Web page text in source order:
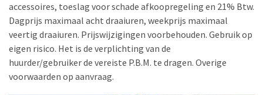
accessoires, toeslag voor schade afkoopregeling en 21% Btw.
Dagprijs maximaal acht draaiuren, weekprijs maximaal
veertig draaiuren. Prijswijzigingen voorbehouden. Gebruik op
eigen risico. Het is de verplichting van de
huurder/gebruiker de vereiste P.B.M. te dragen. Overige
voorwaarden op aanvraag.